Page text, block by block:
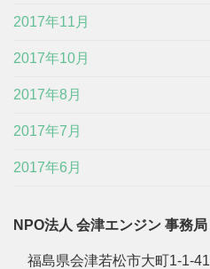
2017年11月
2017年10月
2017年8月
2017年7月
2017年6月
NPO法人 会津エンジン 事務局
福島県会津若松市大町1-1-41